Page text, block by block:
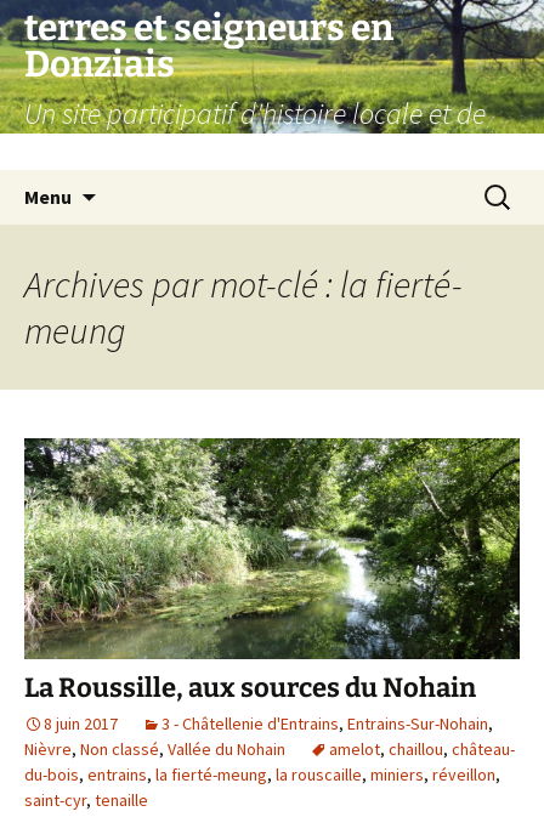
Aller
au
contenu
terres et seigneurs en
Donziais
Un site participatif d'histoire locale et de
Menu
Archives par mot-clé : la fierté-
meung
La Roussille, aux sources du Nohain
8 juin 2017 3 - Châtellenie d'Entrains, Entrains-Sur-Nohain,
Nièvre, Non classé, Vallée du Nohain amelot, chaillou, château-
du-bois, entrains, la fierté-meung, la rouscaille, miniers, réveillon,
saint-cyr, tenaille